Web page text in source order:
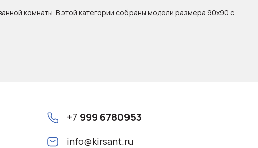
комнаты. В этой категории собраны модели размера 90x90 с
+7 999 6780953
info@kirsant.ru